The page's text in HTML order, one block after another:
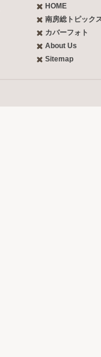
HOME
南房総トピック
カバーフォト
About Us
Sitemap